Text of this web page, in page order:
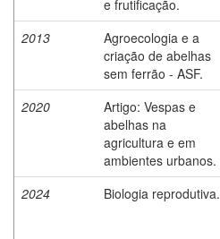
e frutificação.
2013
Agroecologia e a
criação de abelhas
sem ferrão - ASF.
2020
Artigo: Vespas e
abelhas na
agricultura e em
ambientes urbanos.
2024 Biologia reprodutiva.